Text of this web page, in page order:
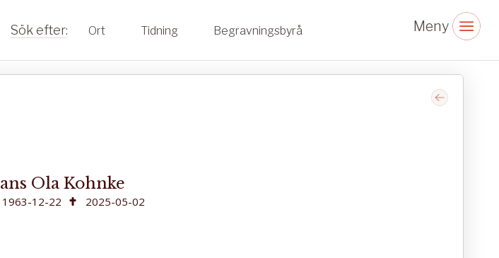
Ort Tidning Begravningsbyrå
Hans Ola Kohnke
1963-12-22 2025-05-02